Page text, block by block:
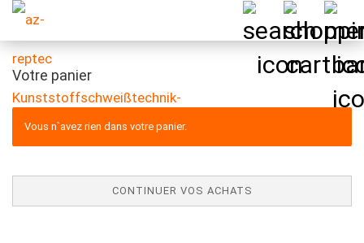
Votre panier
Vous n`avez rien dans votre panier.
CONTINUER VOS ACHATS